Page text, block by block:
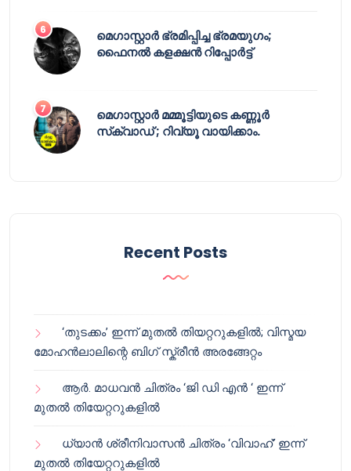
മെഗാസ്റ്റാർ ഭ്രമിപ്പിച്ച ഭ്രമയുഗം;
ഫൈനൽ കളക്ഷൻ റിപ്പോർട്ട്
മെഗാസ്റ്റാർ മമ്മൂട്ടിയുടെ കണ്ണൂർ
സ്‌ക്വാഡ് ; റിവ്യൂ വായിക്കാം.
Recent Posts
‘തുടക്കം’ ഇന്ന് മുതൽ തിയറ്ററുകളിൽ; വിസ്മയ
മോഹൻലാലിന്റെ ബിഗ് സ്ക്രീൻ അരങ്ങേറ്റം
ആർ. മാധവൻ ചിത്രം ‘ജി ഡി എൻ ‘ ഇന്ന്
മുതൽ തിയേറ്ററുകളിൽ
ധ്യാൻ ശ്രീനിവാസൻ ചിത്രം ‘വിവാഹ്’ ഇന്ന്
മുതൽ തിയേറ്ററുകളിൽ